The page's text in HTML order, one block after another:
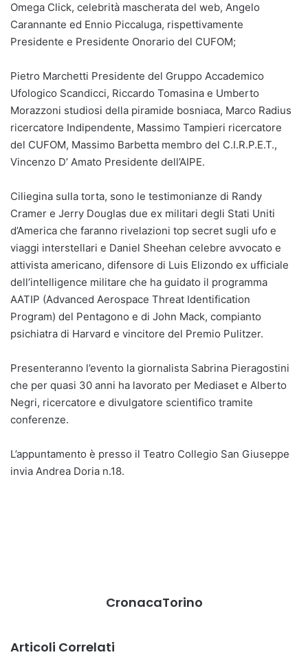
Omega Click, celebrità mascherata del web, Angelo
Carannante ed Ennio Piccaluga, rispettivamente
Presidente e Presidente Onorario del CUFOM;
Pietro Marchetti Presidente del Gruppo Accademico
Ufologico Scandicci, Riccardo Tomasina e Umberto
Morazzoni studiosi della piramide bosniaca, Marco Radius
ricercatore Indipendente, Massimo Tampieri ricercatore
del CUFOM, Massimo Barbetta membro del C.I.R.P.E.T.,
Vincenzo D’ Amato Presidente dell’AIPE.
Ciliegina sulla torta, sono le testimonianze di Randy
Cramer e Jerry Douglas due ex militari degli Stati Uniti
d’America che faranno rivelazioni top secret sugli ufo e
viaggi interstellari e Daniel Sheehan celebre avvocato e
attivista americano, difensore di Luis Elizondo ex ufficiale
dell’intelligence militare che ha guidato il programma
AATIP (Advanced Aerospace Threat Identification
Program) del Pentagono e di John Mack, compianto
psichiatra di Harvard e vincitore del Premio Pulitzer.
Presenteranno l’evento la giornalista Sabrina Pieragostini
che per quasi 30 anni ha lavorato per Mediaset e Alberto
Negri, ricercatore e divulgatore scientifico tramite
conferenze.
L’appuntamento è presso il Teatro Collegio San Giuseppe
invia Andrea Doria n.18.
CronacaTorino
Articoli Correlati